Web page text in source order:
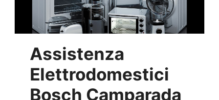
Assistenza
Elettrodomestici
Bosch Camparada